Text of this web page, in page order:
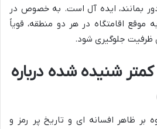
بمانند، ایده آل است. به خصوص در
موقع اقامتگاه در هر دو منطقه، قویاً
ظرفیت جلوگیری شود.
شنیده شده درباره
بر ظاهر افسانه ای و تاریخ پر رمز و